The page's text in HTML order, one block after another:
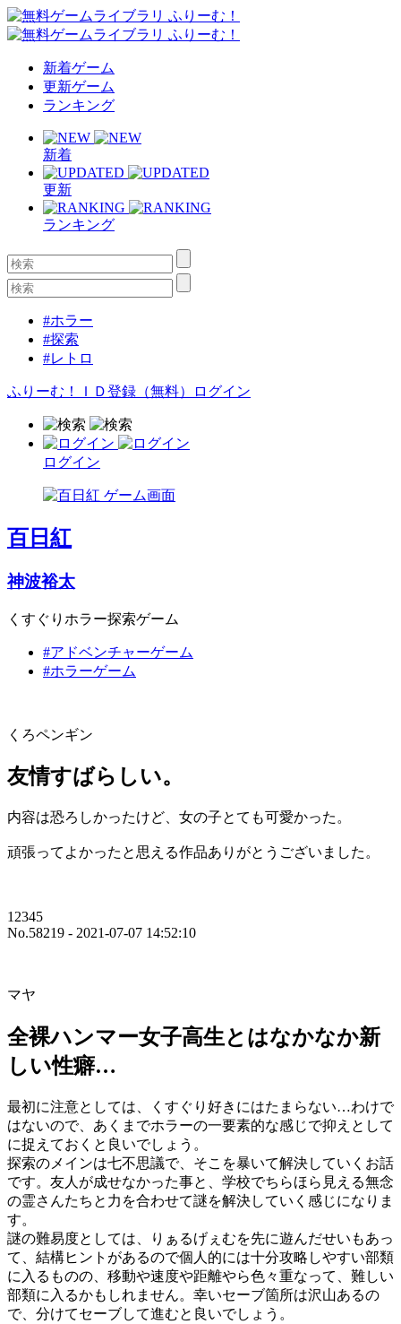
新着ゲーム
更新ゲーム
ランキング
新着
更新
ランキング
#ホラー
#探索
#レトロ
ふりーむ！ＩＤ登録（無料） ログイン
ログイン
百日紅
神波裕太
くすぐりホラー探索ゲーム
#アドベンチャーゲーム
#ホラーゲーム
くろペンギン
友情すばらしい。
内容は恐ろしかったけど、女の子とても可愛かった。
頑張ってよかったと思える作品ありがとうございました。
12345
No.58219 - 2021-07-07 14:52:10
マヤ
全裸ハンマー女子高生とはなかなか新
しい性癖…
最初に注意としては、くすぐり好きにはたまらない…わけで
はないので、あくまでホラーの一要素的な感じで抑えとして
に捉えておくと良いでしょう。
探索のメインは七不思議で、そこを暴いて解決していくお話
です。友人が成せなかった事と、学校でちらほら見える無念
の霊さんたちと力を合わせて謎を解決していく感じになりま
す。
謎の難易度としては、りぁるげぇむを先に遊んだせいもあっ
て、結構ヒントがあるので個人的には十分攻略しやすい部類
に入るものの、移動や速度や距離やら色々重なって、難しい
部類に入るかもしれません。幸いセーブ箇所は沢山あるの
で、分けてセーブして進むと良いでしょう。